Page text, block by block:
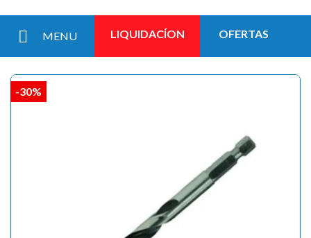
MENU LIQUIDACÍON OFERTAS
-30%